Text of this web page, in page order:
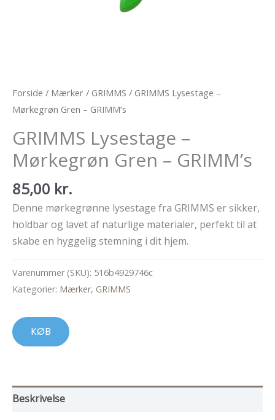
Forside / Mærker / GRIMMS / GRIMMS Lysestage –
Mørkegrøn Gren – GRIMM’s
GRIMMS Lysestage –
Mørkegrøn Gren – GRIMM’s
85,00 kr.
Denne mørkegrønne lysestage fra GRIMMS er sikker,
holdbar og lavet af naturlige materialer, perfekt til at
skabe en hyggelig stemning i dit hjem.
Varenummer (SKU): 516b4929746c
Kategorier: Mærker, GRIMMS
KØB
Beskrivelse